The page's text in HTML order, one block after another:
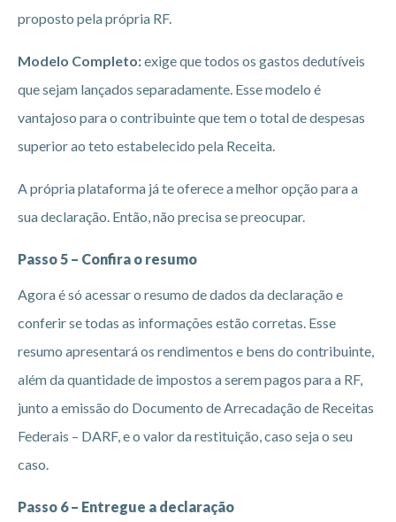
proposto pela própria RF.
Modelo Completo:exige que todos os gastos dedutíveis
que sejam lançados separadamente. Esse modelo é
vantajoso para o contribuinte que tem o total de despesas
superior ao teto estabelecido pela Receita.
A própria plataforma já te oferece a melhor opção para a
sua declaração. Então, não precisa se preocupar.
Passo 5 – Confira o resumo
Agora é só acessar o resumo de dados da declaração e
conferir se todas as informações estão corretas. Esse
resumo apresentará os rendimentos e bens do contribuinte,
além da quantidade de impostos a serem pagos para a RF,
junto a emissão do Documento de Arrecadação de Receitas
Federais – DARF, e o valor da restituição, caso seja o seu
caso.
Passo 6 – Entregue a declaração